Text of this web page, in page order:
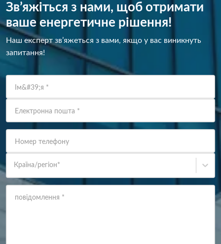
Зв’яжіться з нами, щоб отримати
ваше енергетичне рішення!
Наш експерт зв’яжеться з вами, якщо у вас виникнуть
запитання!
Ім&#39;я *
Електронна пошта *
Номер телефону
Країна/регіон*
повідомлення *